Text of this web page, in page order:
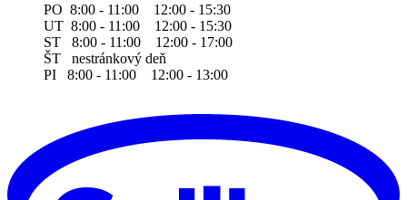
PO 8:00 - 11:00 12:00 - 15:30
UT 8:00 - 11:00 12:00 - 15:30
ST 8:00 - 11:00 12:00 - 17:00
ŠT nestránkový deň
PI 8:00 - 11:00 12:00 - 13:00